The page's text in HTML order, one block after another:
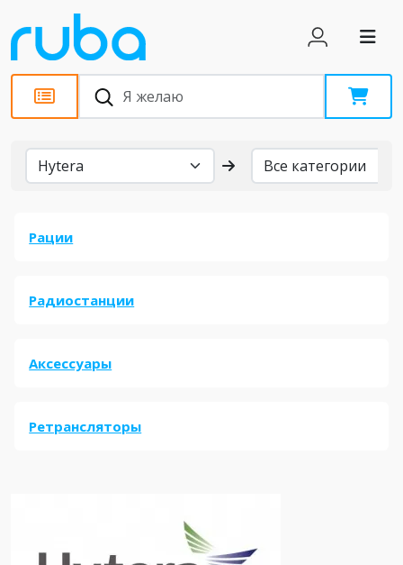
Бренды
Рации
Радиостанции
Аксессуары
Ретрансляторы